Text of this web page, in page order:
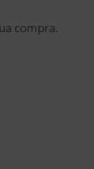
compra.